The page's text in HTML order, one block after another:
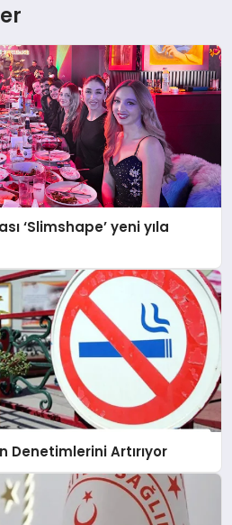
‘Slimshape’ yeni yıla
Denetimlerini Artırıyor